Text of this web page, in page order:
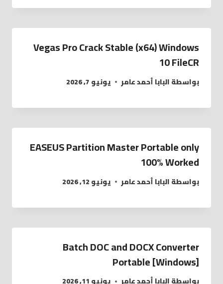
Vegas Pro Crack Stable (x64) Windows
10 FileCR
بواسطةالبابا أحمد عامر يونيو 7, 2026
EASEUS Partition Master Portable only
100% Worked
بواسطةالبابا أحمد عامر يونيو 12, 2026
Batch DOC and DOCX Converter
Portable [Windows]
بواسطةالبابا أحمد عامر يونيو 11, 2026